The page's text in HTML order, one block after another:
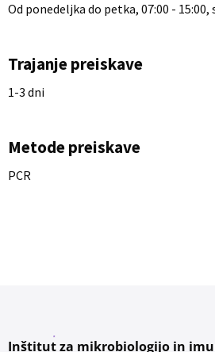
Od ponedeljka do petka, 07:00 - 15:00,
Trajanje preiskave
1-3 dni
Metode preiskave
PCR
Inštitut za mikrobiologijo in